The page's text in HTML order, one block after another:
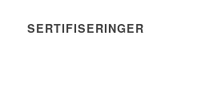
SERTIFISERINGER